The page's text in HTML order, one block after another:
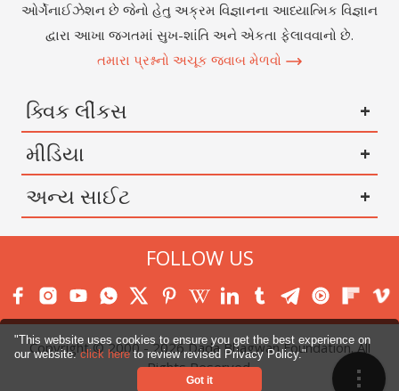
"This website uses cookies to ensure you get the best experience on
our website.click hereto review revised Privacy Policy."
Got it
Menu
ઓર્ગેનાઈઝેશન છે જેનો હેતુ અક્રમ વિજ્ઞાનના આધ્યાત્મિક વિજ્ઞાન
દ્વારા આખા જગતમાં સુખ-શાંતિ અને એકતા ફેલાવવાનો છે.
તમારા પ્રશ્નનો અચૂક જવાબ મેળવો
ક્વિક લીંકસ
મીડિયા
અન્ય સાઈટ
FOLLOW US
Copyright © 2000 -2026Dada Bhagwan Foundation. All
Rights Reserved.